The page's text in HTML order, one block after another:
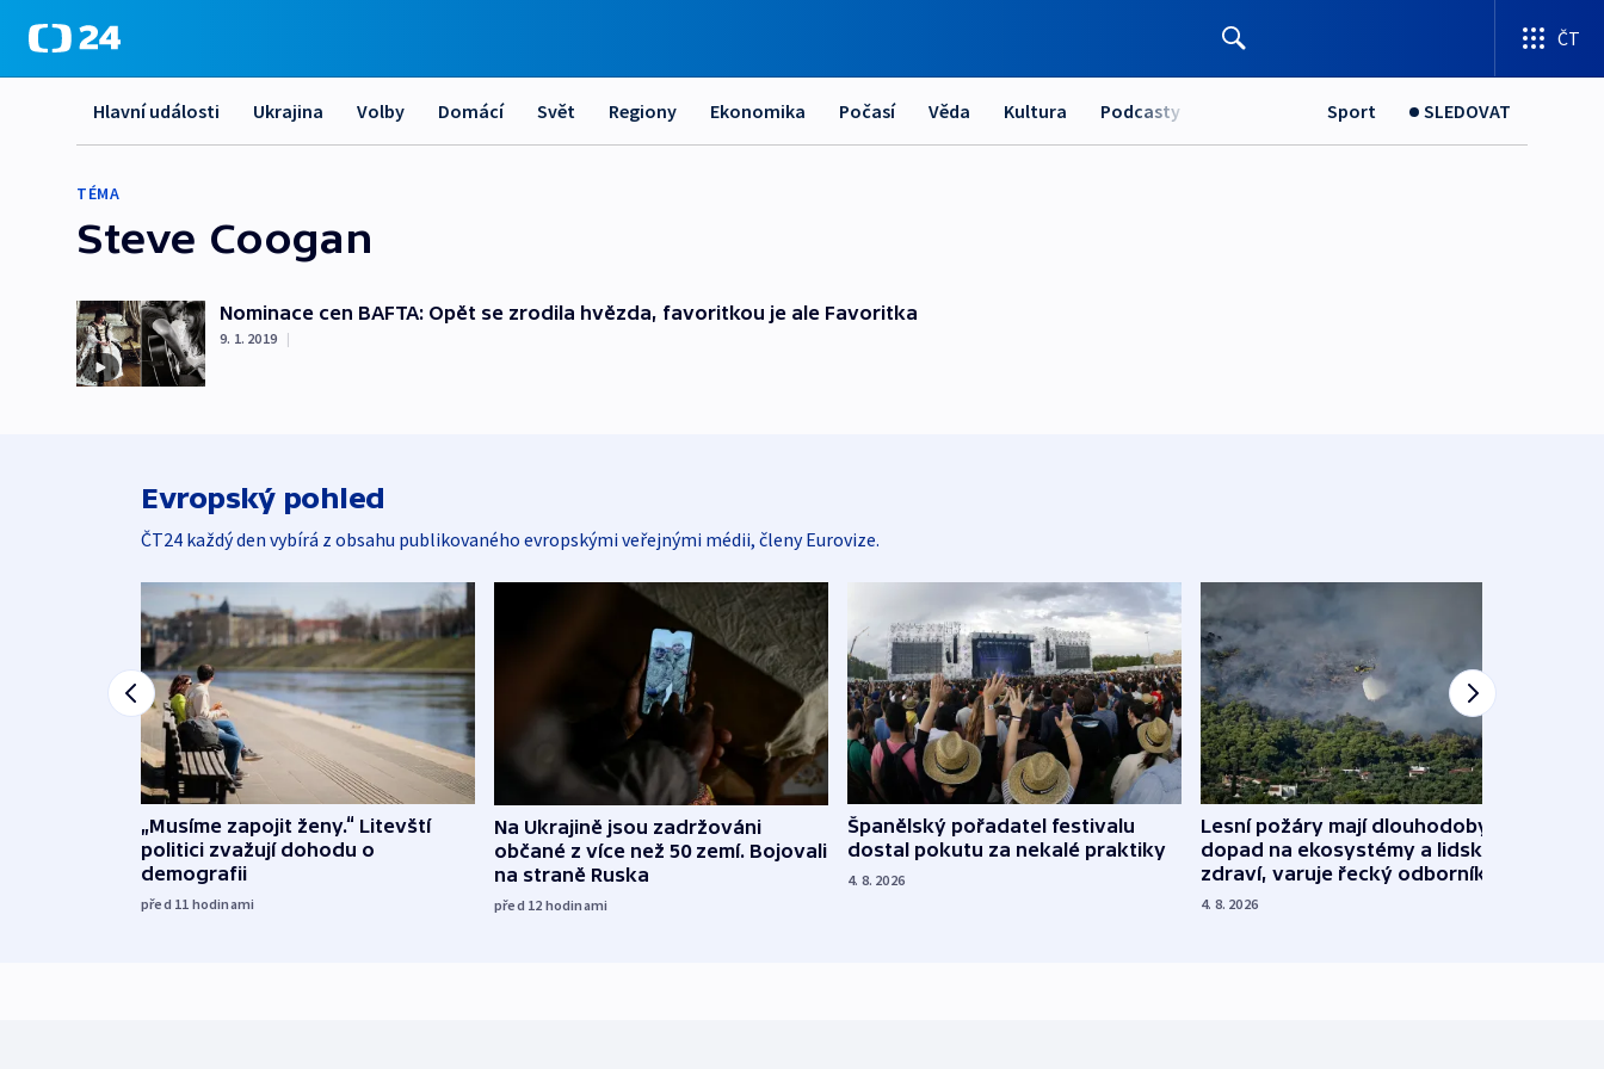
ČT
Hlavní události Ukrajina Volby Domácí Svět Regiony Ekonomika Počasí Věda Kultura Podcasty Sport SLEDOVAT
TÉMA
Steve Coogan
Nominace cen BAFTA: Opět se zrodila hvězda, favoritkou je ale Favoritka
9. 1. 2019 |
Evropský pohled
ČT24 každý den vybírá z obsahu publikovaného evropskými veřejnými médii, členy Eurovize.
„Musíme zapojit ženy.“ Litevští
politici zvažují dohodu o
demografii
před 11 hodinami
Na Ukrajině jsou zadržováni
občané z více než 50 zemí. Bojovali
na straně Ruska
před 12 hodinami
Španělský pořadatel festivalu
dostal pokutu za nekalé praktiky
4. 8. 2026
Lesní požáry mají dlouhodobý
dopad na ekosystémy a lidské
zdraví, varuje řecký odborník
4. 8. 2026